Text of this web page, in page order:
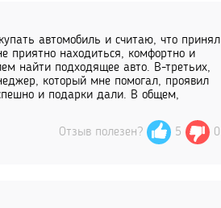
автомобиль и считаю, что принял
приятно находиться, комфортно и
найти подходящее авто. В-третьих,
который мне помогал, проявил
и подарки дали. В общем,
Отзыв полезен?
5 0